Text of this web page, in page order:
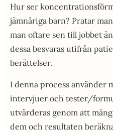
Hur ser
jämnåriga barn? Pratar
man oftare sen till jobbet
dessa besvaras utifrån
berättelser.
I denna process använder
intervjuer och tester/
utvärderas genom att
dem och resultaten